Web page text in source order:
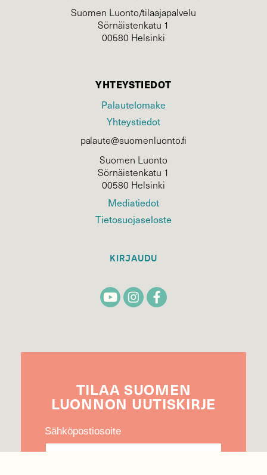
Suomen Luonto/tilaajapalvelu
Sörnäistenkatu 1
00580 Helsinki
YHTEYSTIEDOT
Palautelomake
Yhteystiedot
palaute@suomenluonto.fi
Suomen Luonto
Sörnäistenkatu 1
00580 Helsinki
Mediatiedot
Tietosuojaseloste
KIRJAUDU
TILAA SUOMEN
LUONNON UUTIS­KIRJE
Sähköpostiosoite